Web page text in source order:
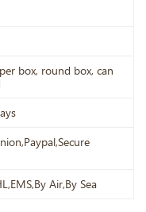
box, round box, can
Air,By Sea